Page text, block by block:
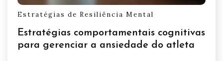
Estratégias de Resiliência Mental
Estratégias comportamentais cognitivas
para gerenciar a ansiedade do atleta